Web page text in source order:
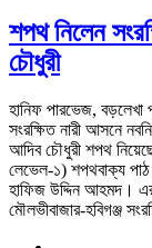
শপথ নিলেন
চৌধুরী
হানিফ পারভেজ, বড়লেখা
সংরক্ষিত নারী আসনে
আদিব চৌধুরী শপথ
লেভেল-১) শপথবাক্য পাঠ
হাফিজ উদ্দিন আহমদ।
মৌলভীবাজার-হবিগঞ্জ